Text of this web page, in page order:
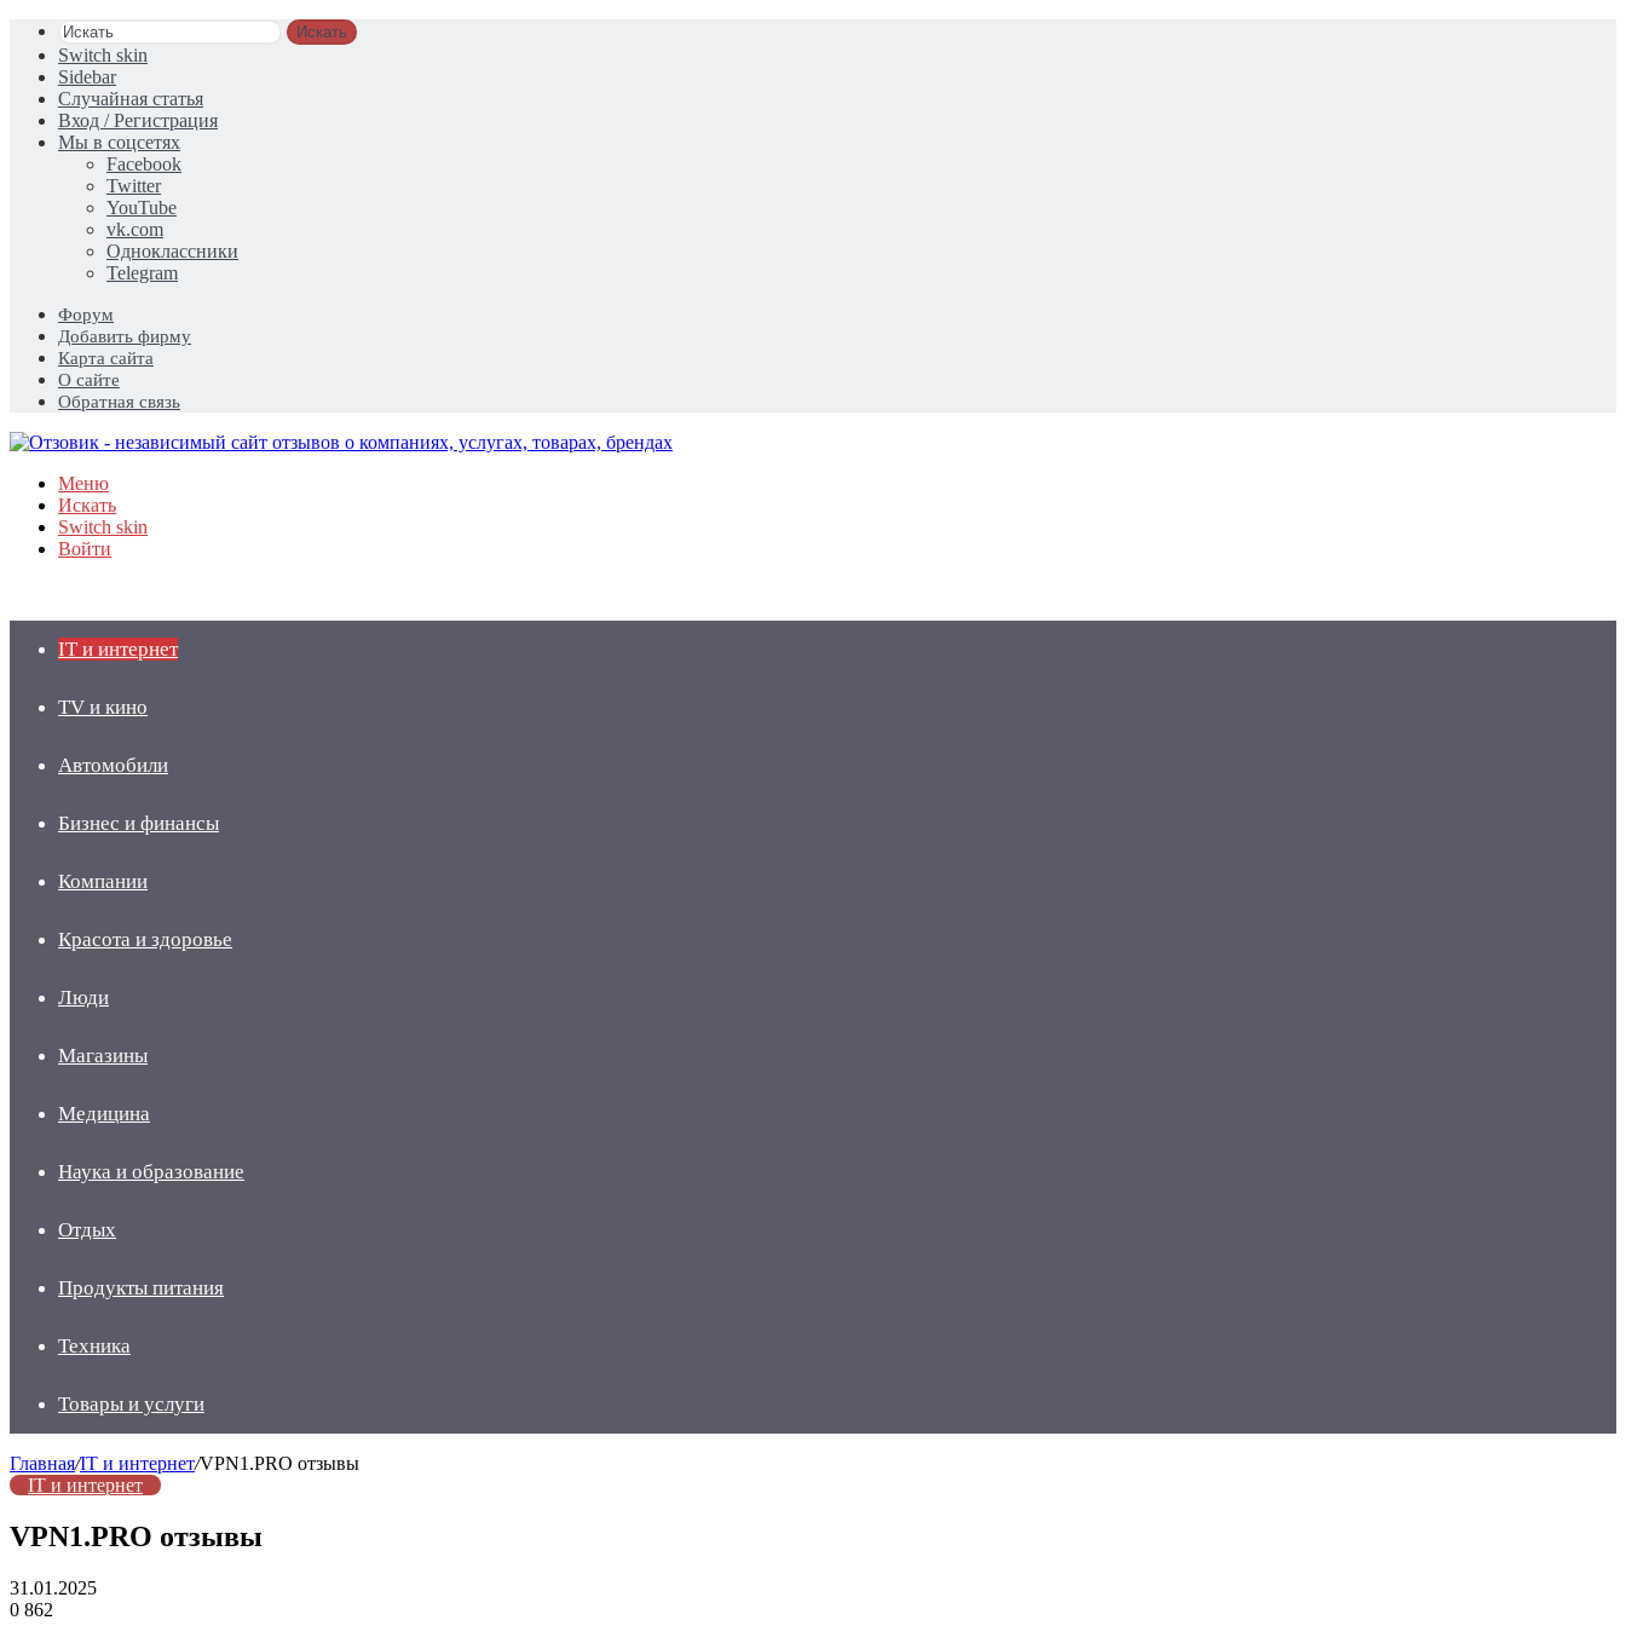
Искать
Switch skin
Sidebar
Случайная статья
Вход / Регистрация
Мы в соцсетях
Facebook
Twitter
YouTube
vk.com
Одноклассники
Telegram
Форум
Добавить фирму
Карта сайта
О сайте
Обратная связь
Меню
Искать
Switch skin
Войти
IT и интернет
TV и кино
Автомобили
Бизнес и финансы
Компании
Красота и здоровье
Люди
Магазины
Медицина
Наука и образование
Отдых
Продукты питания
Техника
Товары и услуги
Главная/IT и интернет/VPN1.PRO отзывы
IT и интернет
VPN1.PRO отзывы
31.01.2025
0 862